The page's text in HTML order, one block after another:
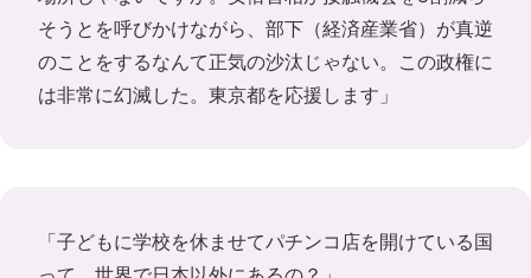
そうとを呼びかけながら、部下（経済産業省）が真逆
のことをするなんて正気の沙汰じゃない。この政権に
は非常に幻滅した。東京都を応援します」
「子どもに学校を休ませてパチンコ店を開けている国